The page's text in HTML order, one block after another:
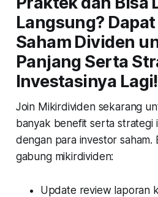
Langsung?
Saham Dividen
Panjang Serta
Investasinya Lagi!
Join Mikirdividen sekarang
banyak benefit serta strategi
dengan para investor
gabung mikirdividen:
Update review laporan